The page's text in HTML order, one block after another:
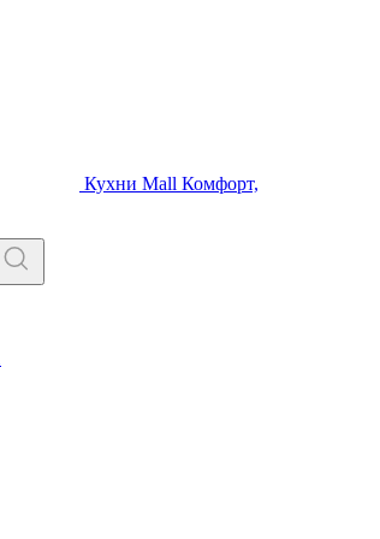
Кухни Mall Комфорт,